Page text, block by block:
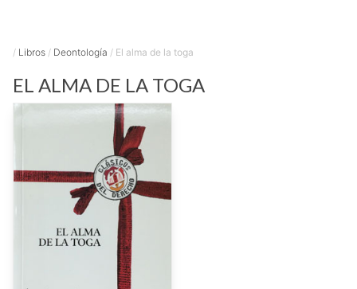
/ Libros / Deontología / El alma de la toga
EL ALMA DE LA TOGA